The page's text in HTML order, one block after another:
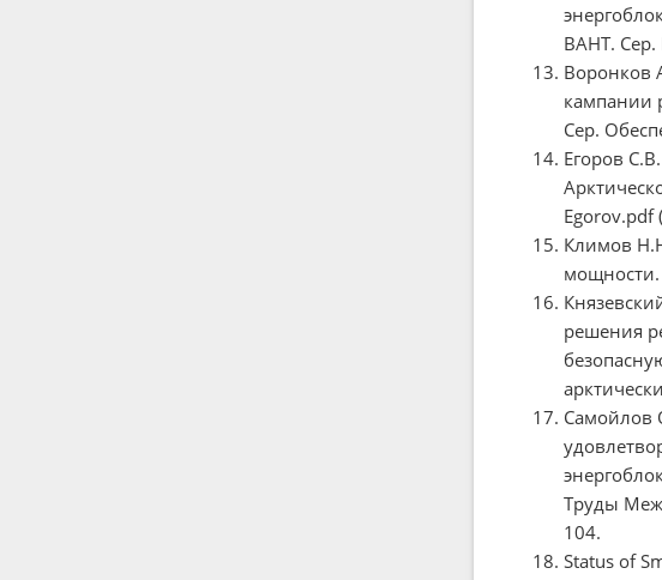
ВАНТ. Сер.
Воронков
кампании
Сер.
Егоров
Egorov.pdf
Климов
мощности.
решения
Самойлов
Труды
104.
Status of